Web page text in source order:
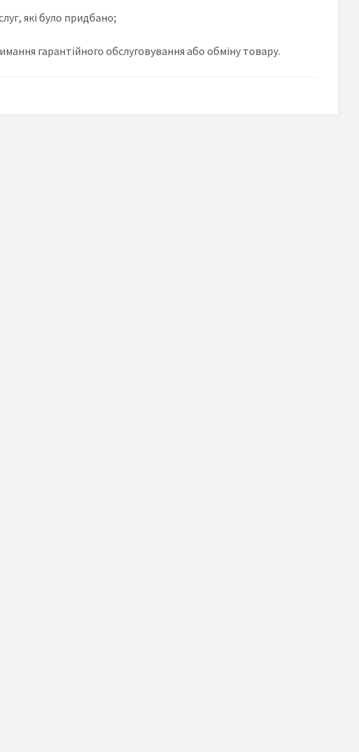
які було придбано;
гарантійного обслуговування або обміну товару.